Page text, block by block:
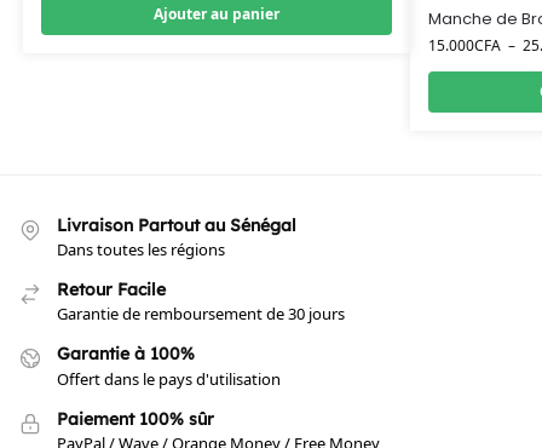
Ajouter au panier Manche de
15.000CFA –
Livraison Partout au Sénégal
Dans toutes les régions
Retour Facile
Garantie de remboursement de 30 jours
Garantie à 100%
Offert dans le pays d'utilisation
Paiement 100% sûr
PayPal / Wave / Orange Money / Free Money